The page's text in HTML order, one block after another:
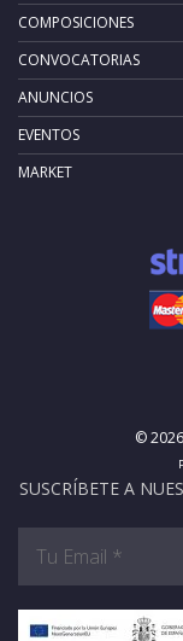
COMPOSICIONES
CONVOCATORIAS
ANUNCIOS
EVENTOS
MARKET
© 2026
SUSCRÍBETE A